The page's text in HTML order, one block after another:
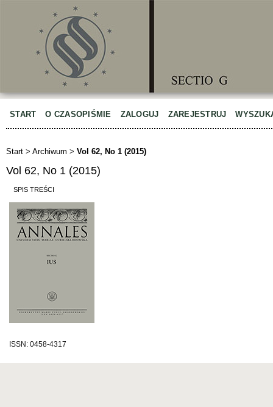
START O CZASOPIŚMIE ZALOGUJ ZAREJESTRUJ
Start > Archiwum > Vol 62, No 1 (2015)
Vol 62, No 1 (2015)
SPIS TREŚCI
ISSN: 0458-4317